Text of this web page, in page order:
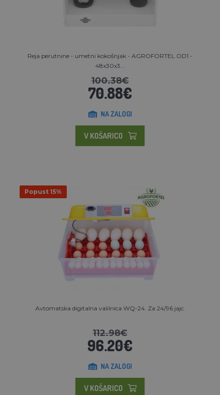
Reja perutnine - umetni kokošnjak - AGROFORTEL OD1 -
48x30x3...
100.38€
70.88€
NA ZALOGI
V KOŠARICO
Popust 15%
Avtomatska digitalna valilnica WQ-24. Za 24/96 jajc.
112.98€
96.20€
NA ZALOGI
V KOŠARICO